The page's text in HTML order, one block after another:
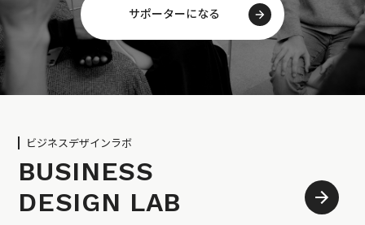
サポーターになる
ビジネスデザインラボ
BUSINESS
DESIGN LAB